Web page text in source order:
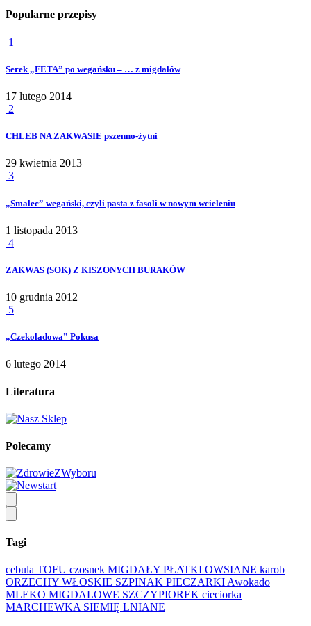
Popularne przepisy
1
Serek „FETA” po wegańsku – … z migdałów
17 lutego 2014
2
CHLEB NA ZAKWASIE pszenno-żytni
29 kwietnia 2013
3
„Smalec” wegański, czyli pasta z fasoli w nowym wcieleniu
1 listopada 2013
4
ZAKWAS (SOK) Z KISZONYCH BURAKÓW
10 grudnia 2012
5
„Czekoladowa” Pokusa
6 lutego 2014
Literatura
Polecamy
Tagi
cebula TOFU czosnek MIGDAŁY PŁATKI OWSIANE karob
ORZECHY WŁOSKIE SZPINAK PIECZARKI Awokado
MLEKO MIGDALOWE SZCZYPIOREK cieciorka
MARCHEWKA SIEMIĘ LNIANE